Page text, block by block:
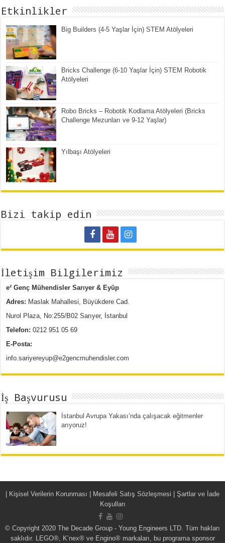
Etkinlikler
Big Builders (4-5 Yaşlar İçin) STEM Atölyeleri
Bricks Challenge (6-10 Yaşlar İçin) STEM Robotik
Atölyeleri
Robo Bricks – Robotik Kodlama Atölyeleri (Bricks
Challenge Mezunları ve 9-12 Yaşlar)
Yılbaşı Atölyeleri
Bizi takip edin
İletişim Bilgilerimiz
e² Genç Mühendisler Sarıyer & Eyüp
Adres: Maslak Mahallesi, Büyükdere Cad.
Nurol Plaza, No:255/B02 Sarıyer, İstanbul
Telefon:0212 951 05 69
E-Posta:
info.sariyereyup@e2gencmuhendisler.com
İş Başvurusu
İstanbul Avrupa Yakası’nda çalışacak eğitmenler
arıyoruz!
| Kişisel Verilerin Korunması | Mesafeli Satış Sözleşmesi | Şartlar ve İade
Koşulları
© Copyright 2020 The Decade Group - Young Engineers LTD. Tüm hakları
saklıdır. LEGO®, K’nex® ve Engino® markaları, bu programa sponsor